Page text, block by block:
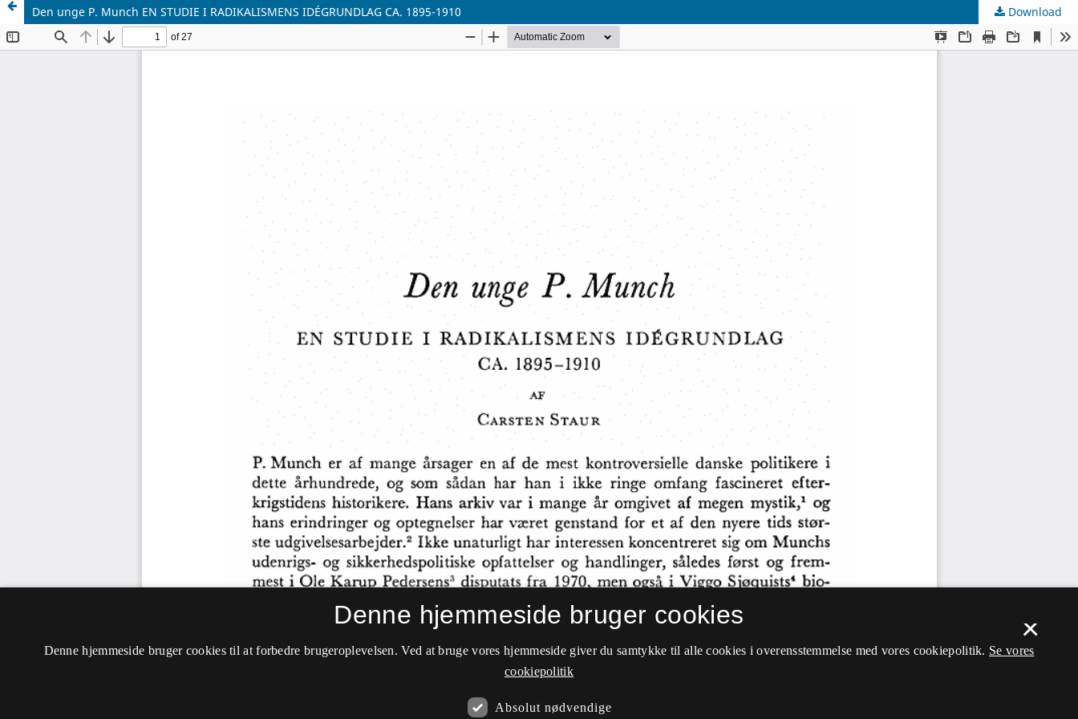
Den unge P. Munch EN STUDIE I RADIKALISMENS IDÉGRUNDLAG CA. 1895-1910 Download
×
Denne hjemmeside bruger cookies
Denne hjemmeside bruger cookies til at forbedre brugeroplevelsen. Ved at bruge vores hjemmeside giver du samtykke til alle cookies i overensstemmelse med vores cookiepolitik. Se vores
cookiepolitik
Absolut nødvendige